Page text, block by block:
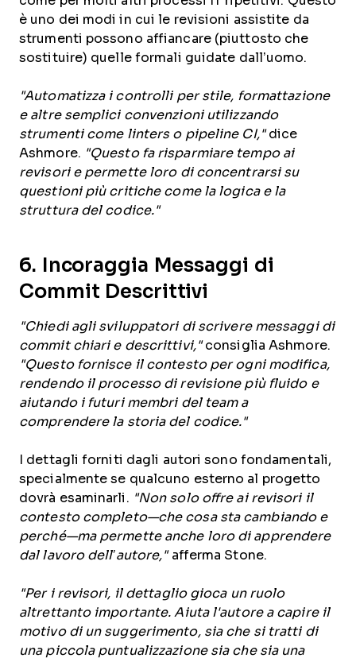
è uno dei modi in cui le revisioni assistite da
strumenti possono affiancare (piuttosto che
sostituire) quelle formali guidate dall’uomo.
"Automatizza i controlli per stile, formattazione
e altre semplici convenzioni utilizzando
strumenti come linters o pipeline CI," dice
Ashmore. "Questo fa risparmiare tempo ai
revisori e permette loro di concentrarsi su
questioni più critiche come la logica e la
struttura del codice."
6. Incoraggia Messaggi di
Commit Descrittivi
"Chiedi agli sviluppatori di scrivere messaggi di
commit chiari e descrittivi,"consiglia Ashmore.
"Questo fornisce il contesto per ogni modifica,
rendendo il processo di revisione più fluido e
aiutando i futuri membri del team a
comprendere la storia del codice."
I dettagli forniti dagli autori sono fondamentali,
specialmente se qualcuno esterno al progetto
dovrà esaminarli. "Non solo offre ai revisori il
contesto completo—che cosa sta cambiando e
perché—ma permette anche loro di apprendere
dal lavoro dell’autore,"afferma Stone.
"Per i revisori, il dettaglio gioca un ruolo
altrettanto importante. Aiuta l'autore a capire il
motivo di un suggerimento, sia che si tratti di
una piccola puntualizzazione sia che sia una